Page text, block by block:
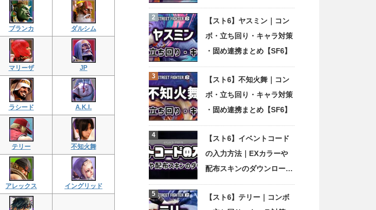
ブランカ ダルシム
マリーザ JP
ラシード A.K.I.
テリー 不知火舞
アレックス イングリッド
【スト6】ヤスミン｜コン
ボ・立ち回り・キャラ対策
・固め連携まとめ【SF6】
【スト6】不知火舞｜コン
ボ・立ち回り・キャラ対策
・固め連携まとめ【SF6】
【スト6】イベントコード
の入力方法｜EXカラーや
配布スキンのダウンロード
のやり方【SF6】
【スト6】テリー｜コンボ